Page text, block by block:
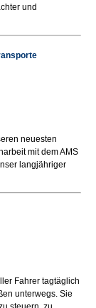
und
neuesten
mit dem AMS
langjähriger
Fahrer tagtäglich
unterwegs. Sie